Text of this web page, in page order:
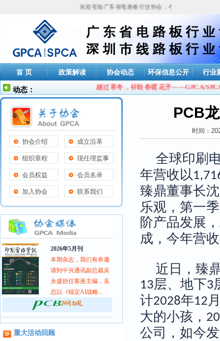
欢迎莅临广东省电路板行业协会，今天是
首 页 政策解读 协会动态 环保信息公开 行业
动态： 越过寒冬，祈盼春暖花开——GPCA/SPCA
协会介绍 成立沿革
组织章程 现任理监事
会员权益 会员名录
加入协会 联系我们
2026年5月刊
本期杂志，我们有幸邀
请到中兴通讯副总裁吴
永盛担任客座主编，吴
总以《锚定AI战略...
重大活动回顾
PCB
时间：
全球印刷
年营收以
臻鼎董事长
乐观，第一
阶产品发展，
成，今年营
近日，臻
13层、地下3
计2028年12
大的小孩， 20
公司，如今